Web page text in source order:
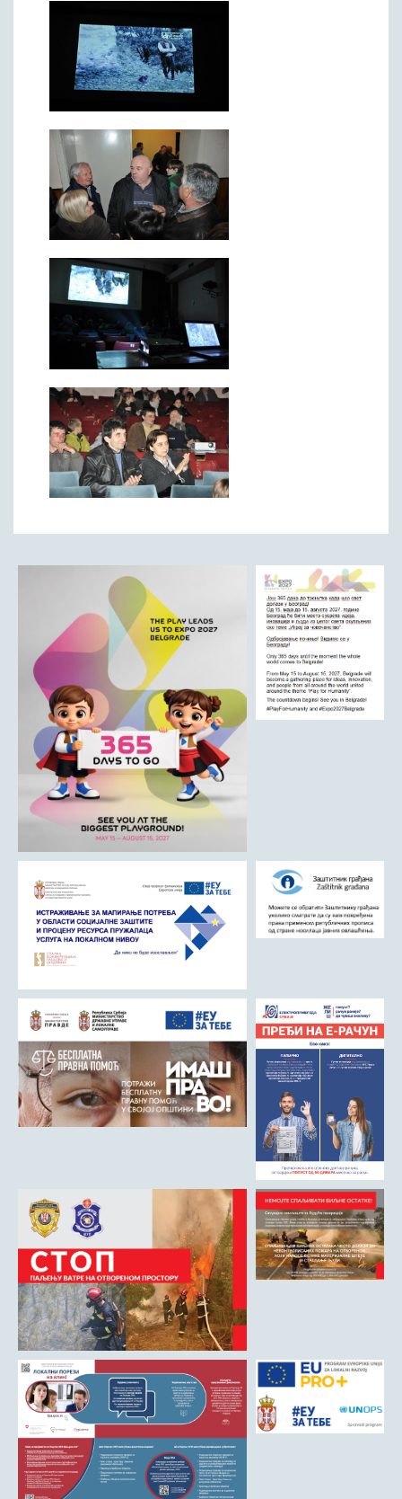
Манастир Свете Тројице
Црква Светог Преображења
Црква Св. апостола Петра и Павла
Црква брвнара у Доњој Оровици
Врхпоље - Етно село
Бобија
КОНТАКТ
Општина Љубовија
Установе од јавног значаја
Матична служба
Урбанизам и грађевинарство
Борачко-инвалидска заштита
Друштвена брига о деци
Служба за пољопривреду, водопривреду и заштиту животне
средине
Приватно предузетништво
Бирачки списак